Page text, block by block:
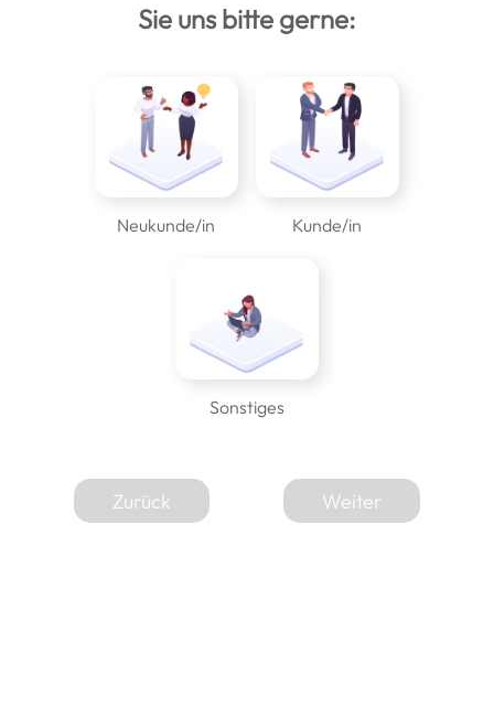
Sie uns bitte gerne:
Neukunde/in Kunde/in
Sonstiges
Zurück Weiter